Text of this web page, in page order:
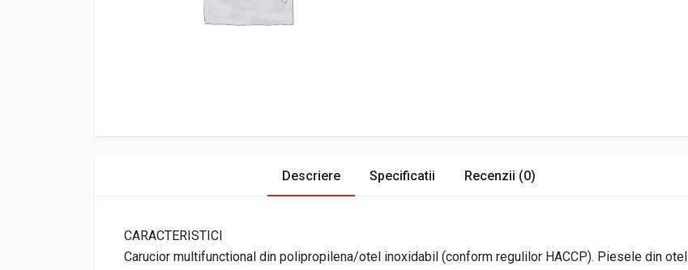
Descriere Specificatii Recenzii (0)
CARACTERISTICI
Carucior multifunctional din polipropilena/otel inoxidabil (conform regulilor HACCP). Piesele din otel